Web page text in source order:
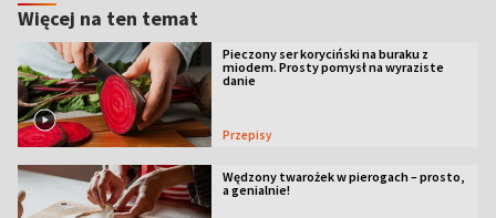
Więcej na ten temat
Pieczony ser koryciński na buraku z
miodem. Prosty pomysł na wyraziste
danie
Przepisy
Wędzony twarożek w pierogach – prosto,
a genialnie!